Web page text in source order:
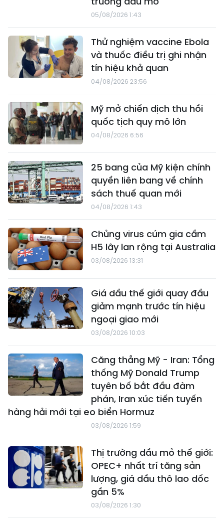
05/08/2026 1:43
Thử nghiệm vaccine Ebola
và thuốc điều trị ghi nhận
tín hiệu khả quan
04/08/2026 23:56
Mỹ mở chiến dịch thu hồi
quốc tịch quy mô lớn
04/08/2026 6:56
25 bang của Mỹ kiện chính
quyền liên bang về chính
sách thuế quan mới
04/08/2026 1:43
Chủng virus cúm gia cầm
H5 lây lan rộng tại Australia
03/08/2026 13:31
Giá dầu thế giới quay đầu
giảm mạnh trước tín hiệu
ngoại giao mới
03/08/2026 10:03
Căng thẳng Mỹ - Iran: Tổng
thống Mỹ Donald Trump
tuyên bố bắt đầu đàm
phán, Iran xúc tiến tuyến
hàng hải mới tại eo biển Hormuz
03/08/2026 1:59
Thị trường dầu mỏ thế giới:
OPEC+ nhất trí tăng sản
lượng, giá dầu thô lao dốc
gần 5%
03/08/2026 1:30